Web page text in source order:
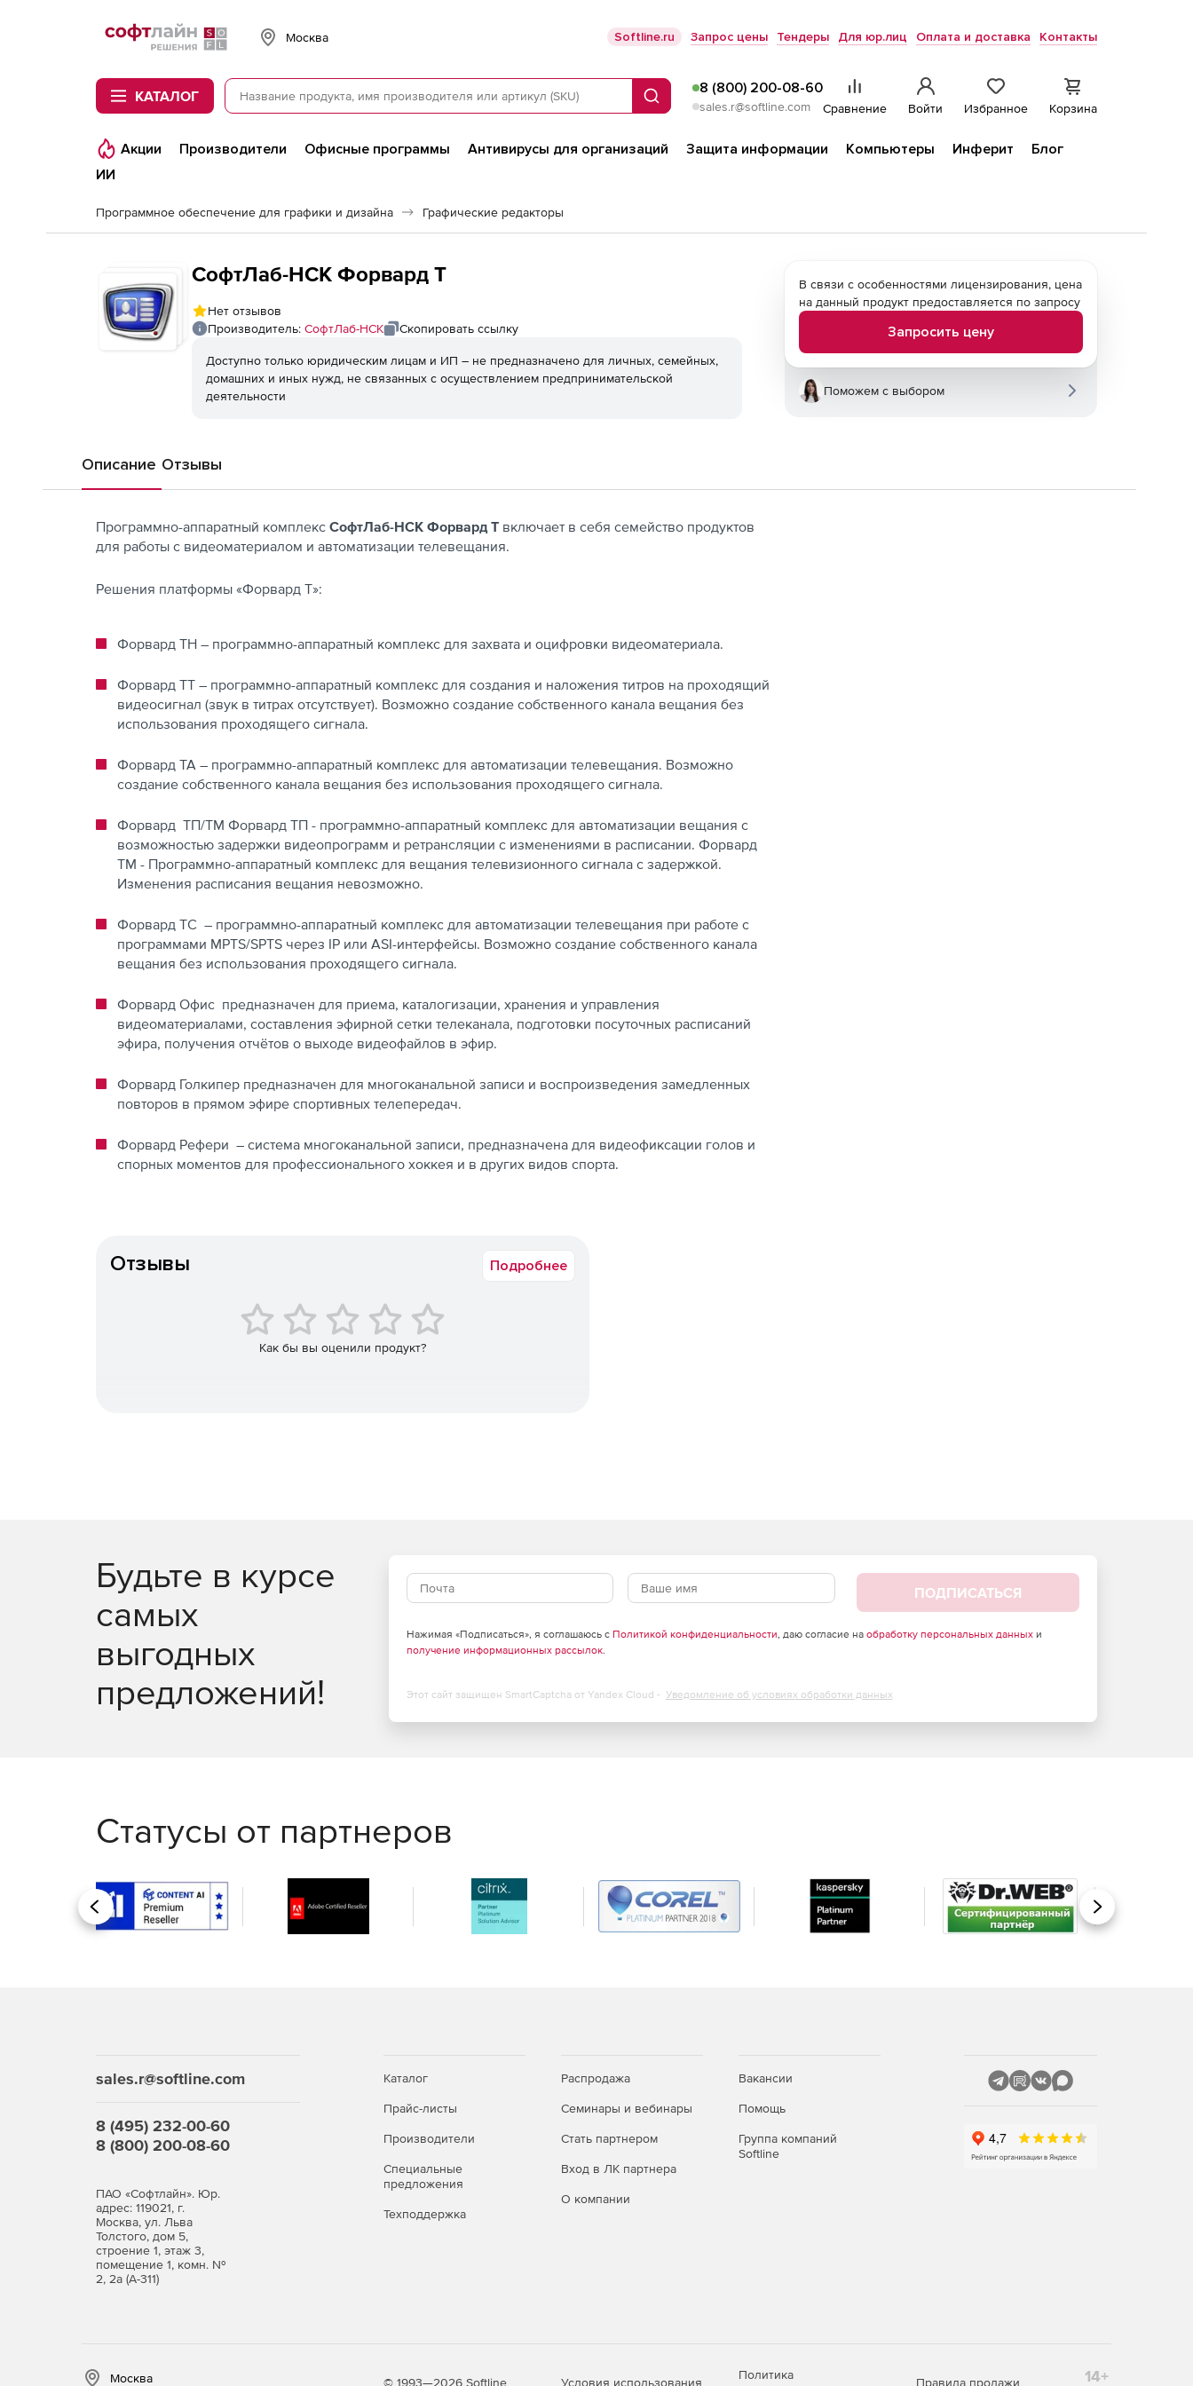
Softline
Москва Softline.ru Запрос цены Тендеры Для юр.лиц Оплата и доставка Контакты
КАТАЛОГ Поиск
8 (800) 200-08-60
sales.r@softline.com Сравнение Войти Избранное Корзина
Акции Производители Офисные программы Антивирусы для организаций Защита информации Компьютеры Инферит
Блог
ИИ
Программное обеспечение для графики и дизайна Графические редакторы
СофтЛаб-НСК Форвард Т
Нет отзывов
Производитель: СофтЛаб-НСК Скопировать ссылку
Доступно только юридическим лицам и ИП – не предназначено для личных, семейных,
домашних и иных нужд, не связанных с осуществлением предпринимательской
деятельности
В связи с особенностями лицензирования, цена
на данный продукт предоставляется по запросу
Запросить цену
Поможем с выбором
Описание Отзывы
Программно-аппаратный комплекс СофтЛаб-НСК Форвард Т включает в себя семейство продуктов
для работы с видеоматериалом и автоматизации телевещания.
Решения платформы «Форвард Т»:
Форвард ТН – программно-аппаратный комплекс для захвата и оцифровки видеоматериала.
Форвард ТТ – программно-аппаратный комплекс для создания и наложения титров на проходящий
видеосигнал (звук в титрах отсутствует). Возможно создание собственного канала вещания без
использования проходящего сигнала.
Форвард ТА – программно-аппаратный комплекс для автоматизации телевещания. Возможно
создание собственного канала вещания без использования проходящего сигнала.
Форвард ТП/ТМ Форвард ТП - программно-аппаратный комплекс для автоматизации вещания с
возможностью задержки видеопрограмм и ретрансляции с изменениями в расписании. Форвард
ТМ - Программно-аппаратный комплекс для вещания телевизионного сигнала с задержкой.
Изменения расписания вещания невозможно.
Форвард ТС – программно-аппаратный комплекс для автоматизации телевещания при работе с
программами MPTS/SPTS через IP или ASI-интерфейсы. Возможно создание собственного канала
вещания без использования проходящего сигнала.
Форвард Офис предназначен для приема, каталогизации, хранения и управления
видеоматериалами, составления эфирной сетки телеканала, подготовки посуточных расписаний
эфира, получения отчётов о выходе видеофайлов в эфир.
Форвард Голкипер предназначен для многоканальной записи и воспроизведения замедленных
повторов в прямом эфире спортивных телепередач.
Форвард Рефери – система многоканальной записи, предназначена для видеофиксации голов и
спорных моментов для профессионального хоккея и в других видов спорта.
Отзывы Подробнее
Как бы вы оценили продукт?
Будьте в курсе
самых
выгодных
предложений!
ПОДПИСАТЬСЯ
Нажимая «Подписаться», я соглашаюсь с Политикой конфиденциальности, даю согласие на обработку персональных данныхи
получение информационных рассылок.
Этот сайт защищен SmartCaptcha от Yandex Cloud - Уведомление об условиях обработки данных
Статусы от партнеров
Назад Вперед
sales.r@softline.com
8 (495) 232-00-60
8 (800) 200-08-60
ПАО «Софтлайн». Юр.
адрес: 119021, г.
Москва, ул. Льва
Толстого, дом 5,
строение 1, этаж 3,
помещение 1, комн. №
2, 2а (А-311)
Каталог
Прайс-листы
Производители
Специальные
предложения
Техподдержка
Распродажа
Семинары и вебинары
Стать партнером
Вход в ЛК партнера
О компании
Вакансии
Помощь
Группа компаний
Softline
Москва © 1993—2026 Softline Условия использования
Политика
Правила продажи 14+